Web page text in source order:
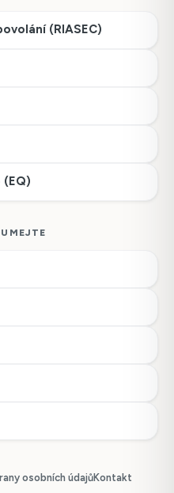
(RIASEC)
osobních údajůKontakt